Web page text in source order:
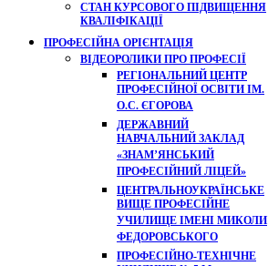
СТАН КУРСОВОГО ПІДВИЩЕННЯ
КВАЛІФІКАЦІЇ
ПРОФЕСІЙНА ОРІЄНТАЦІЯ
ВІДЕОРОЛИКИ ПРО ПРОФЕСІЇ
РЕГІОНАЛЬНИЙ ЦЕНТР
ПРОФЕСІЙНОЇ ОСВІТИ ІМ.
О.С. ЄГОРОВА
ДЕРЖАВНИЙ
НАВЧАЛЬНИЙ ЗАКЛАД
«ЗНАМ’ЯНСЬКИЙ
ПРОФЕСІЙНИЙ ЛІЦЕЙ»
ЦЕНТРАЛЬНОУКРАЇНСЬКЕ
ВИЩЕ ПРОФЕСІЙНЕ
УЧИЛИЩЕ ІМЕНІ МИКОЛИ
ФЕДОРОВСЬКОГО
ПРОФЕСІЙНО-ТЕХНІЧНЕ